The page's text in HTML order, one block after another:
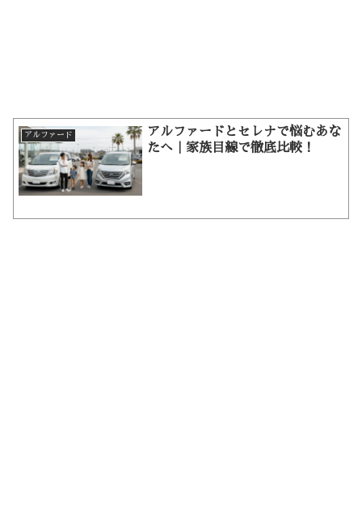
アルファード
アルファードとセレナで悩むあな
たへ｜家族目線で徹底比較！